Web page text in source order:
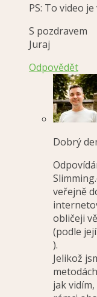
PS: To video
S pozdravem
Juraj
Odpovědět
Dobrý
veřejně
obličeji
(podle
).
Jelikož
jak